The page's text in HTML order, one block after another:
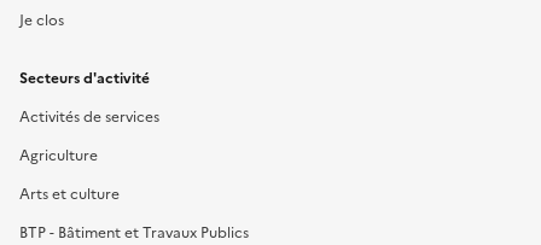
Je clos
Secteurs d'activité
Activités de services
Agriculture
Arts et culture
BTP - Bâtiment et Travaux Publics